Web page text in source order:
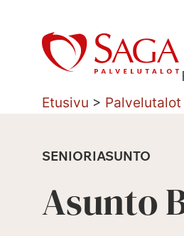
sisältöön
Etusivu > Palvelutalot
SENIORIASUNTO
Asunto